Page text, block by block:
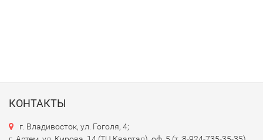
КОНТАКТЫ
г. Владивосток, ул. Гоголя, 4;